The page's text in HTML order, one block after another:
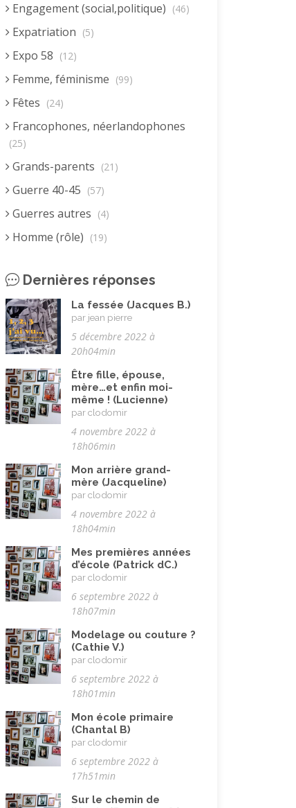
Engagement (social,politique) (46)
Expatriation (5)
Expo 58 (12)
Femme, féminisme (99)
Fêtes (24)
Francophones, néerlandophones
(25)
Grands-parents (21)
Guerre 40-45 (57)
Guerres autres (4)
Homme (rôle) (19)
Immigration européenne et
descendants (23)
Immigration nord africaine et
descendants (18)
descendants (18)
Juif.ve (être) (10)
LGBTQIA+ (8)
Loisirs, jeux (34)
Mai 68 (8)
Maladie, handicap (23)
Musulman.e (être)
Nature, animaux
Parents (être) (19)
Racisme (10)
Religion, valeurs et éthique
Rencontres interculturelles (13)
Retraite (4)
Rêves (12)
Solidarité (24)
Solitude (8)
Technologie (évolution) (24)
(102)
Dernières réponses
La fessée (Jacques B.)
par jean pierre
5 décembre 2022 à
20h04min
Être fille, épouse,
mère…et enfin moi-
même ! (Lucienne)
par clodomir
4 novembre 2022 à
18h06min
Mon arrière grand-
mère (Jacqueline)
par clodomir
4 novembre 2022 à
18h04min
Mes premières années
d’école (Patrick dC.)
par clodomir
6 septembre 2022 à
18h07min
Modelage ou couture ?
(Cathie V.)
par clodomir
6 septembre 2022 à
18h01min
Mon école primaire
(Chantal B)
par clodomir
6 septembre 2022 à
17h51min
Sur le chemin de